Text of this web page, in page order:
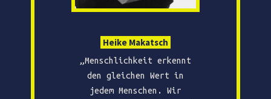
Heike Makatsch
„Menschlichkeit erkennt
den gleichen Wert in
jedem Menschen. Wir